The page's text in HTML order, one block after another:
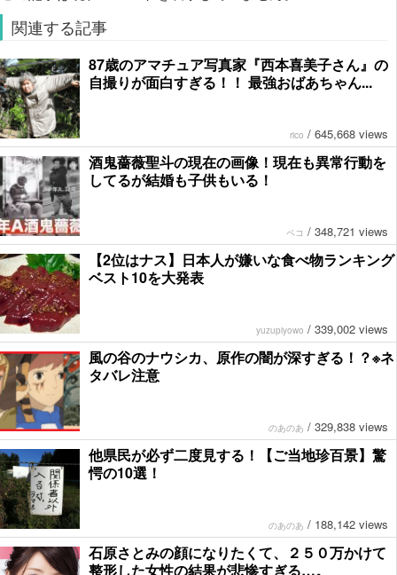
関連する記事
87歳のアマチュア写真家『西本喜美子さん』の
自撮りが面白すぎる！！ 最強おばあちゃん...
rico / 645,668 views
酒鬼薔薇聖斗の現在の画像！現在も異常行動を
してるが結婚も子供もいる！
ペコ / 348,721 views
【2位はナス】日本人が嫌いな食べ物ランキング
ベスト10を大発表
yuzupiyowo / 339,002 views
風の谷のナウシカ、原作の闇が深すぎる！？※ネ
タバレ注意
のあのあ / 329,838 views
他県民が必ず二度見する！【ご当地珍百景】驚
愕の10選！
のあのあ / 188,142 views
石原さとみの顔になりたくて、２５０万かけて
整形した女性の結果が悲惨すぎる…。